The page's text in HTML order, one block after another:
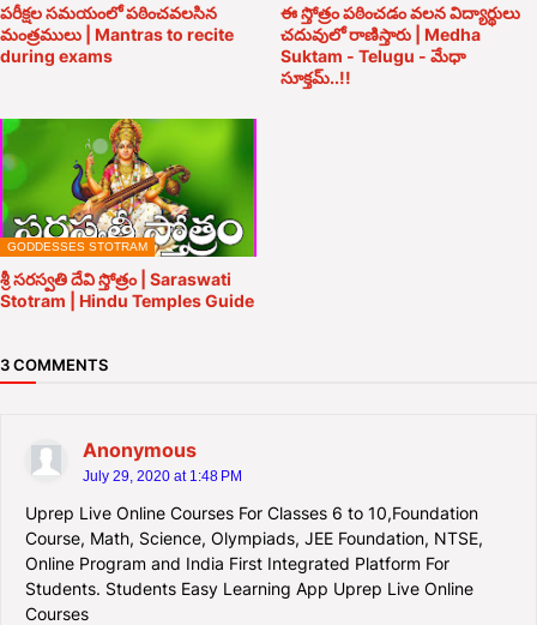
పరీక్షల సమయంలో పఠించవలసిన
మంత్రములు | Mantras to recite
during exams
ఈ స్తోత్రం పఠించడం వలన విద్యార్థులు
చదువులో రాణిస్తారు | Medha
Suktam - Telugu - మేధా
సూక్తమ్..!!
GODDESSES STOTRAM
శ్రీ సరస్వతి దేవి స్తోత్రం | Saraswati
Stotram | Hindu Temples Guide
3 COMMENTS
Anonymous
July 29, 2020 at 1:48 PM
Uprep Live Online Courses For Classes 6 to 10,Foundation
Course, Math, Science, Olympiads, JEE Foundation, NTSE,
Online Program and India First Integrated Platform For
Students. Students Easy Learning App Uprep Live Online
Courses